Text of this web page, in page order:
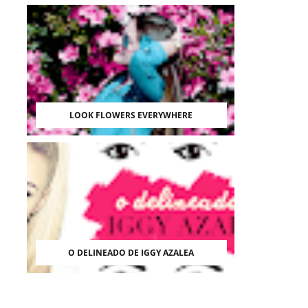
LOOK FLOWERS EVERYWHERE
O DELINEADO DE IGGY AZALEA